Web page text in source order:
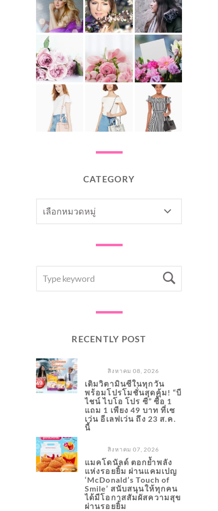
CATEGORY
FOR:
RECENTLY POST
สิงหาคม 08, 2026
เติมวิตามินซีในทุกวัน
พร้อมโปรโมชั่นสุดคุ้ม! “บี
ไชน์ ไบโอ โปร ซี” ซื้อ 1
แถม 1 เพียง 49 บาท ที่เซ
เว่น อีเลฟเว่น ถึง 23 ส.ค.
นี้
สิงหาคม 07, 2026
แมคโดนัลด์ ตอกย้ำพลัง
แห่งรอยยิ้ม ผ่านแคมเปญ
‘McDonald’s Touch of
Smile’ สนับสนุนให้ทุกคน
ได้มีโอกาสสัมผัสความสุข
ผ่านรอยยิ้ม